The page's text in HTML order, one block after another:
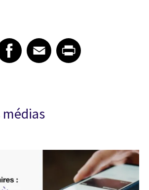
article on Facebook
Facebook
Share article on Email
EmailShare article on Print